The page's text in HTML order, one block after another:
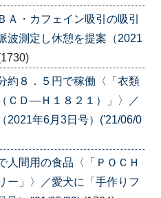
・カフェイン吸引の吸引
波測定し休憩を提案（2021
約８．５円で稼働〈「衣類
ＣＤ―Ｈ１８２１）」〉／
2021年6月3日号）('21/06/0
人間用の食品〈「ＰＯＣＨ
ー」〉／愛犬に「手作りフ